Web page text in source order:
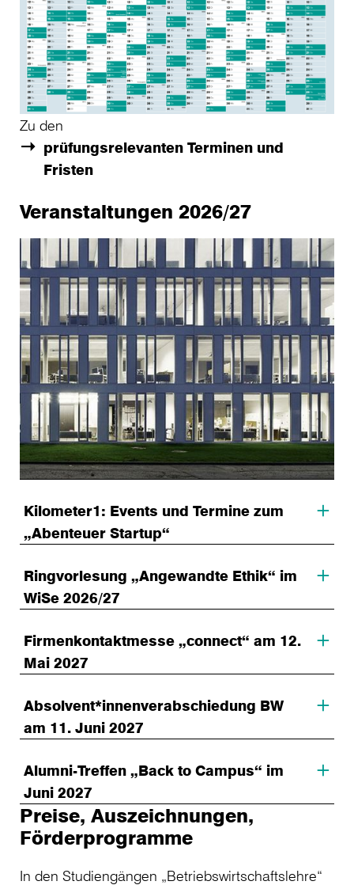
Zu den
prüfungsrelevanten Terminen und
Fristen
Veranstaltungen 2026/27
Kilometer1: Events und Termine zum
„Abenteuer Startup“
Ringvorlesung „Angewandte Ethik“ im
WiSe 2026/27
Firmenkontaktmesse „connect“ am 12.
Mai 2027
Absolvent*innenverabschiedung BW
am 11. Juni 2027
Alumni-Treffen „Back to Campus“ im
Juni 2027
Preise, Auszeichnungen,
Förderprogramme
In den Studiengängen „Betriebswirtschaftslehre“